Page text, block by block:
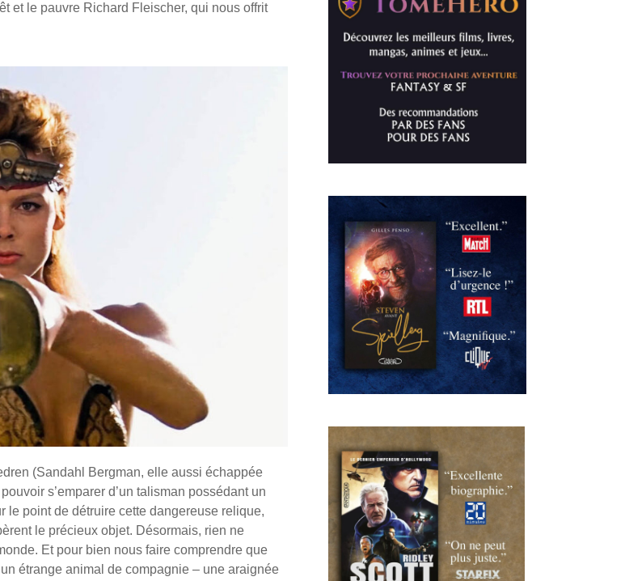
et le pauvre Richard Fleischer, qui nous offrit
(Sandahl Bergman, elle aussi échappée
s’emparer d’un talisman possédant un
le point de détruire cette dangereuse relique,
le précieux objet. Désormais, rien ne
Et pour bien nous faire comprendre que
étrange animal de compagnie – une araignée